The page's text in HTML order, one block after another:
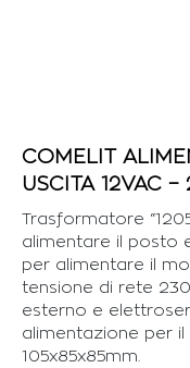
COMELIT
USCITA 12VAC
Trasformatore
alimentare il posto
per alimentare il
tensione di rete
esterno e
alimentazione per il
105x85x85mm.